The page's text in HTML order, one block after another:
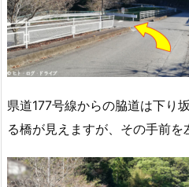
県道177号線からの脇道は下り
る橋が見えますが、その手前を